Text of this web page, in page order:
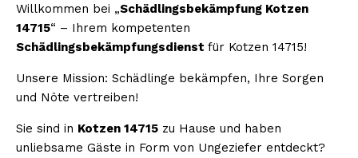
Willkommen bei „Schädlingsbekämpfung Kotzen
14715“ – Ihrem kompetenten
Schädlingsbekämpfungsdienst für Kotzen 14715!
Unsere Mission: Schädlinge bekämpfen, Ihre Sorgen
und Nöte vertreiben!
Sie sind in Kotzen 14715 zu Hause und haben
unliebsame Gäste in Form von Ungeziefer entdeckt?